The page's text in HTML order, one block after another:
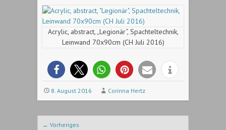
Acrylic, abstract, „Legionär“, Spachteltechnik,
Leinwand 70x90cm (CH Juli 2016)
8. August 2016 Corinna Hertz
Beitrags-Navigation
← Vorheriges